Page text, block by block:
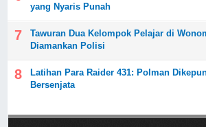
yang Nyaris Punah
Tawuran Dua Kelompok Pelajar di
Diamankan Polisi
Latihan Para Raider 431: Polman
Bersenjata